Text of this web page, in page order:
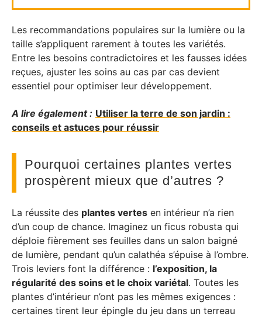
Les recommandations populaires sur la lumière ou la
taille s’appliquent rarement à toutes les variétés.
Entre les besoins contradictoires et les fausses idées
reçues, ajuster les soins au cas par cas devient
essentiel pour optimiser leur développement.
A lire également : Utiliser la terre de son jardin :
conseils et astuces pour réussir
Pourquoi certaines plantes vertes
prospèrent mieux que d’autres ?
La réussite des plantes vertes en intérieur n’a rien
d’un coup de chance. Imaginez un ficus robusta qui
déploie fièrement ses feuilles dans un salon baigné
de lumière, pendant qu’un calathéa s’épuise à l’ombre.
Trois leviers font la différence : l’exposition, la
régularité des soins et le choix variétal. Toutes les
plantes d’intérieur n’ont pas les mêmes exigences :
certaines tirent leur épingle du jeu dans un terreau